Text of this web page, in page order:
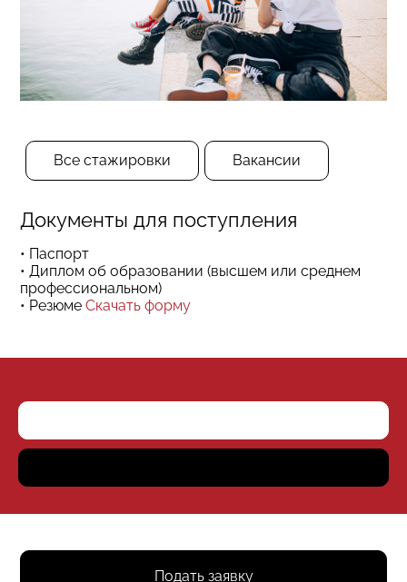
Все стажировки Вакансии
Документы для поступления
• Паспорт
• Диплом об образовании (высшем или среднем
профессиональном)
• Резюме Скачать форму
Подать заявку